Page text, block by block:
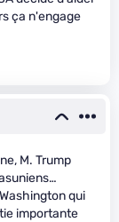
ça n'engage
M. Trump
qui
importante